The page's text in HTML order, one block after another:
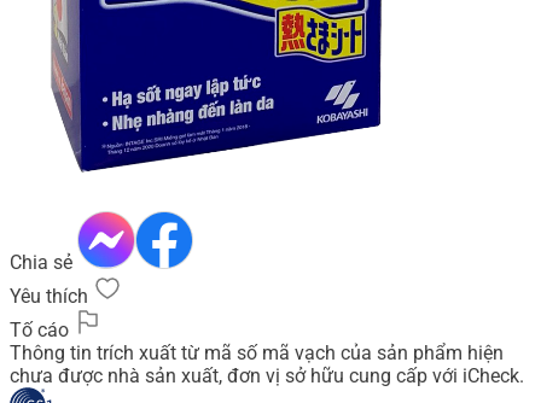
Chia sẻ
Yêu thích
Tố cáo
Thông tin trích xuất từ mã số mã vạch của sản phẩm hiện
chưa được nhà sản xuất, đơn vị sở hữu cung cấp với iCheck.